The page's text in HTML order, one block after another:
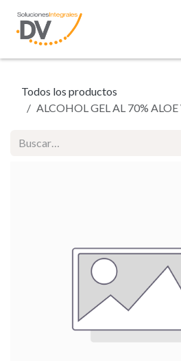
Todos los productos
ALCOHOL GEL AL 70%